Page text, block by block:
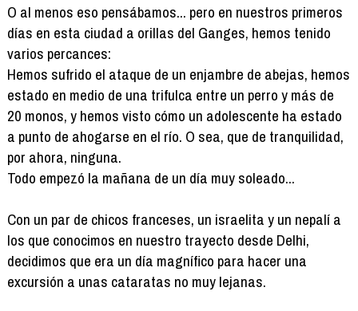
O al menos eso pensábamos... pero en nuestros primeros
días en esta ciudad a orillas del Ganges, hemos tenido
varios percances:
Hemos sufrido el ataque de un enjambre de abejas, hemos
estado en medio de una trifulca entre un perro y más de
20 monos, y hemos visto cómo un adolescente ha estado
a punto de ahogarse en el río. O sea, que de tranquilidad,
por ahora, ninguna.
Todo empezó la mañana de un día muy soleado...
Con un par de chicos franceses, un israelita y un nepalí a
los que conocimos en nuestro trayecto desde Delhi,
decidimos que era un día magnífico para hacer una
excursión a unas cataratas no muy lejanas.